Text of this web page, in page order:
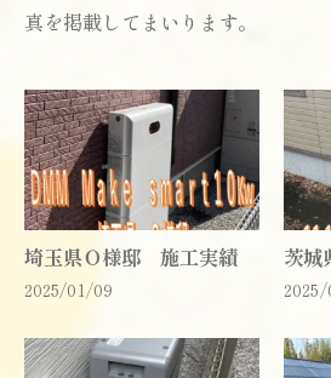
真を掲載してまいります。
埼玉県Ｏ様邸 施工実績
2025/01/09
茨